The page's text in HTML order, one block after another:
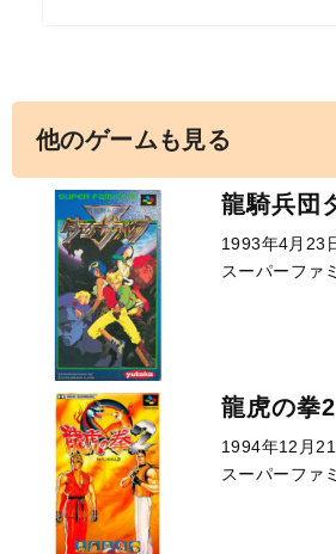
他のゲームも見る
龍騎兵団
1993年4月23
スーパーファ
龍虎の拳2
1994年12月
スーパーファ